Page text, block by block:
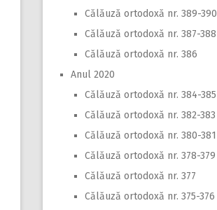
Călăuză ortodoxă nr. 389-390
Călăuză ortodoxă nr. 387-388
Călăuză ortodoxă nr. 386
Anul 2020
Călăuză ortodoxă nr. 384-385
Călăuză ortodoxă nr. 382-383
Călăuză ortodoxă nr. 380-381
Călăuză ortodoxă nr. 378-379
Călăuză ortodoxă nr. 377
Călăuză ortodoxă nr. 375-376